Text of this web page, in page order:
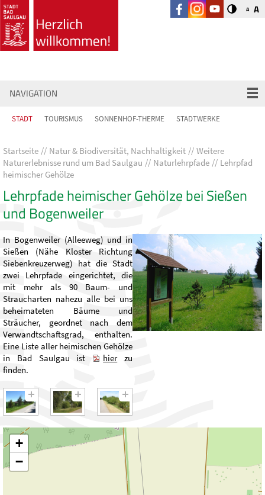
A A
NAVIGATION
STADT TOURISMUS SONNENHOF-THERME STADTWERKE
Startseite Natur & Biodiversität, Nachhaltigkeit
Weitere
Naturerlebnisse rund um Bad Saulgau
Naturlehrpfade
Lehrpfad
heimischer Gehölze
Lehrpfade heimischer Gehölze bei Sießen
und Bogenweiler
In Bogenweiler (Alleeweg) und in
Sießen (Nähe Kloster Richtung
Siebenkreuzerweg) hat die Stadt
zwei Lehrpfade eingerichtet, die
mit mehr als 90 Baum- und
Straucharten nahezu alle bei uns
beheimateten Bäume und
Sträucher, geordnet nach dem
Verwandtschaftsgrad, enthalten.
Eine Liste aller heimischen Gehölze
in Bad Saulgau ist
hierzu
finden.
+
−